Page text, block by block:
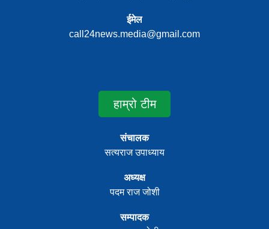
ईमेल
call24news.media@gmail.com
हाम्रो टीम
संचालक
सत्यराज उपाध्याय
अध्यक्ष
पदम राज जोशी
सम्पादक